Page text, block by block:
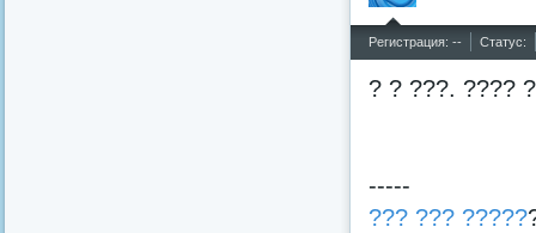
Регистрация: -- Статус:
? ? ???. ????
-----
??? ??? ?????